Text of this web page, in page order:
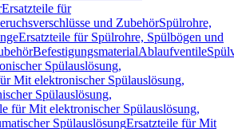
Ersatzteile für
und ZubehörSpülrohre,
Ersatzteile für Spülrohre, Spülbögen und
BefestigungsmaterialAblaufventile
Spülauslösung,
Mit elektronischer Spülauslösung,
Spülauslösung,
für Mit elektronischer Spülauslösung,
SpülauslösungErsatzteile für Mit